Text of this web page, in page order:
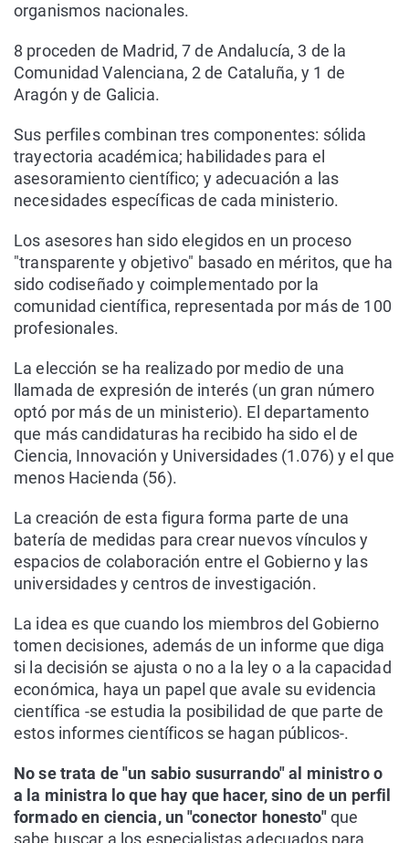
organismos nacionales.
8 proceden de Madrid, 7 de Andalucía, 3 de la
Comunidad Valenciana, 2 de Cataluña, y 1 de
Aragón y de Galicia.
Sus perfiles combinan tres componentes: sólida
trayectoria académica; habilidades para el
asesoramiento científico; y adecuación a las
necesidades específicas de cada ministerio.
Los asesores han sido elegidos en un proceso
"transparente y objetivo" basado en méritos, que ha
sido codiseñado y coimplementado por la
comunidad científica, representada por más de 100
profesionales.
La elección se ha realizado por medio de una
llamada de expresión de interés (un gran número
optó por más de un ministerio). El departamento
que más candidaturas ha recibido ha sido el de
Ciencia, Innovación y Universidades (1.076) y el que
menos Hacienda (56).
La creación de esta figura forma parte de una
batería de medidas para crear nuevos vínculos y
espacios de colaboración entre el Gobierno y las
universidades y centros de investigación.
La idea es que cuando los miembros del Gobierno
tomen decisiones, además de un informe que diga
si la decisión se ajusta o no a la ley o a la capacidad
económica, haya un papel que avale su evidencia
científica -se estudia la posibilidad de que parte de
estos informes científicos se hagan públicos-.
No se trata de "un sabio susurrando" al ministro o
a la ministra lo que hay que hacer, sino de un perfil
formado en ciencia, un "conector honesto"que
sabe buscar a los especialistas adecuados para